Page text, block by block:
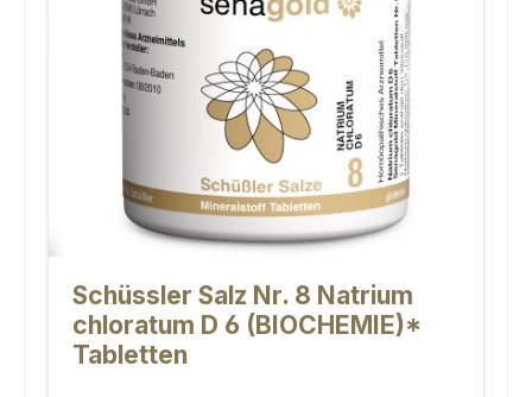
Schüssler Salz Nr. 8 Natrium
chloratum D 6 (BIOCHEMIE)*
Tabletten